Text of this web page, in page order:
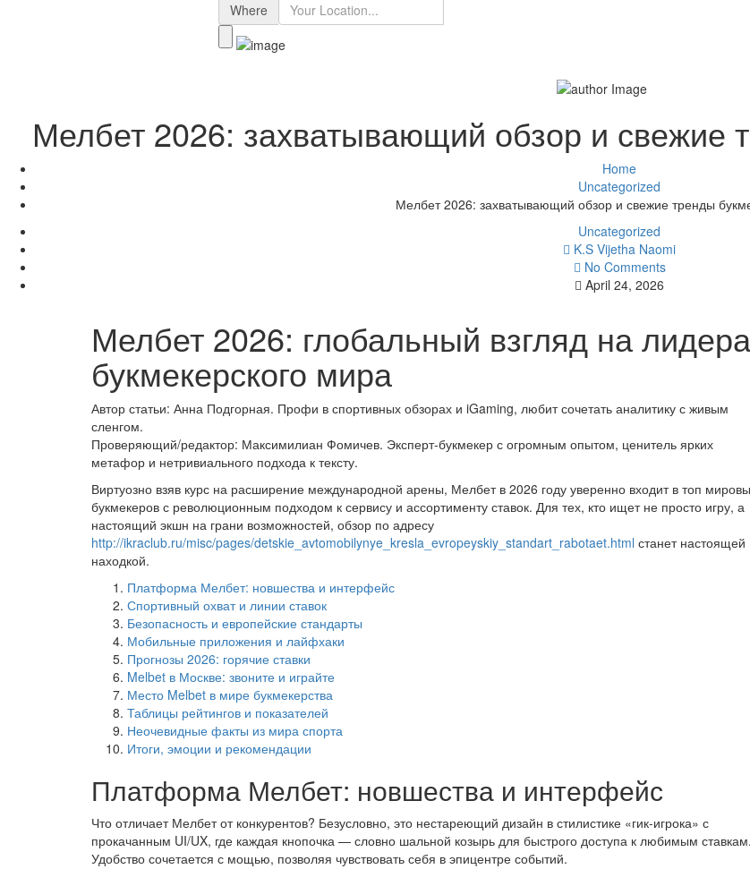
Where
Мелбет 2026: захватывающий обзор и свежие
Home
Uncategorized
Мелбет 2026: захватывающий обзор и свежие тренды
Uncategorized
K.S Vijetha Naomi
No Comments
April 24, 2026
Мелбет 2026: глобальный взгляд на лидера
букмекерского мира
Автор статьи: Анна Подгорная. Профи в спортивных обзорах и iGaming, любит сочетать аналитику с живым
сленгом.
Проверяющий/редактор: Максимилиан Фомичев. Эксперт-букмекер с огромным опытом, ценитель ярких
метафор и нетривиального подхода к тексту.
Виртуозно взяв курс на расширение международной арены, Мелбет в 2026 году уверенно входит в топ
букмекеров с революционным подходом к сервису и ассортименту ставок. Для тех, кто ищет не просто игру, а
настоящий экшн на грани возможностей, обзор по адресу
http://ikraclub.ru/misc/pages/detskie_avtomobilynye_kresla_evropeyskiy_standart_rabotaet.html станет настоящей
находкой.
Платформа Мелбет: новшества и интерфейс
Спортивный охват и линии ставок
Безопасность и европейские стандарты
Мобильные приложения и лайфхаки
Прогнозы 2026: горячие ставки
Melbet в Москве: звоните и играйте
Место Melbet в мире букмекерства
Таблицы рейтингов и показателей
Неочевидные факты из мира спорта
Итоги, эмоции и рекомендации
Платформа Мелбет: новшества и интерфейс
Что отличает Мелбет от конкурентов? Безусловно, это нестареющий дизайн в стилистике «гик-игрока» с
прокачанным UI/UX, где каждая кнопочка — словно шальной козырь для быстрого доступа к любимым ставкам.
Удобство сочетается с мощью, позволяя чувствовать себя в эпицентре событий.